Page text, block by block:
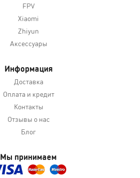
FPV
Xiaomi
Zhiyun
Аксессуары
Информация
Доставка
Оплата и кредит
Контакты
Отзывы о нас
Блог
Мы принимаем